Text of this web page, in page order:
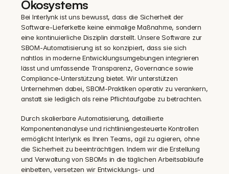
Ökosystems
Bei Interlynk ist uns bewusst, dass die Sicherheit der
Software-Lieferkette keine einmalige Maßnahme, sondern
eine kontinuierliche Disziplin darstellt. Unsere Software zur
SBOM-Automatisierung ist so konzipiert, dass sie sich
nahtlos in moderne Entwicklungsumgebungen integrieren
lässt und umfassende Transparenz, Governance sowie
Compliance-Unterstützung bietet. Wir unterstützen
Unternehmen dabei, SBOM-Praktiken operativ zu verankern,
anstatt sie lediglich als reine Pflichtaufgabe zu betrachten.
Durch skalierbare Automatisierung, detaillierte
Komponentenanalyse und richtliniengesteuerte Kontrollen
ermöglicht Interlynk es Ihren Teams, agil zu agieren, ohne
die Sicherheit zu beeinträchtigen. Indem wir die Erstellung
und Verwaltung von SBOMs in die täglichen Arbeitsabläufe
einbetten, versetzen wir Entwicklungs- und